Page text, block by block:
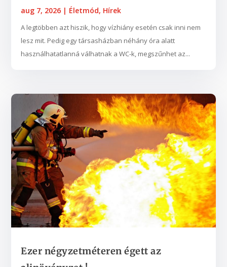
aug 7, 2026 | Életmód, Hírek
A legtöbben azt hiszik, hogy vízhiány esetén csak inni nem
lesz mit. Pedig egy társasházban néhány óra alatt
használhatatlanná válhatnak a WC-k, megszűnhet az...
Ezer négyzetméteren égett az